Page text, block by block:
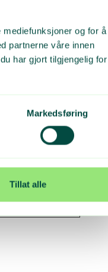
og for å
partnerne våre innen
har gjort tilgjengelig for
Markedsføring
Tillat alle